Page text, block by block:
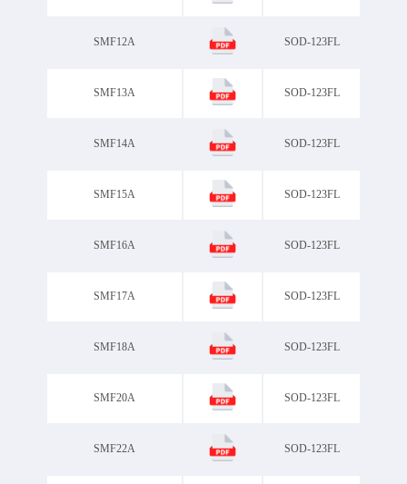
SMF12A SOD-123FL
SMF13A SOD-123FL
SMF14A SOD-123FL
SMF15A SOD-123FL
SMF16A SOD-123FL
SMF17A SOD-123FL
SMF18A SOD-123FL
SMF20A SOD-123FL
SMF22A SOD-123FL